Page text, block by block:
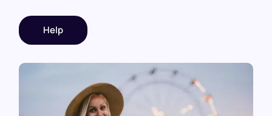
Help